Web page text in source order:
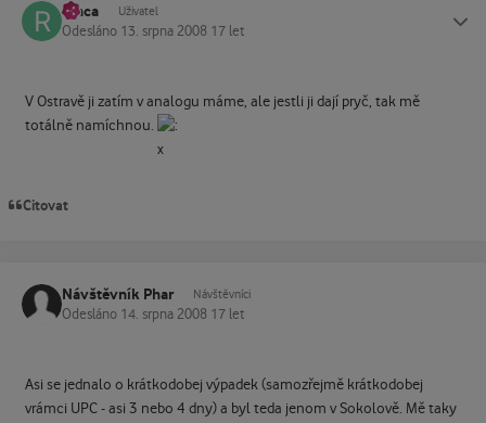
renca Uživatel
Odesláno 13. srpna 2008 17 let
V Ostravě ji zatím v analogu máme, ale jestli ji dají pryč, tak mě
totálně namíchnou.
Citovat
Návštěvník Phar Návštěvníci
Odesláno 14. srpna 2008 17 let
Asi se jednalo o krátkodobej výpadek (samozřejmě krátkodobej
vrámci UPC - asi 3 nebo 4 dny) a byl teda jenom v Sokolově. Mě taky